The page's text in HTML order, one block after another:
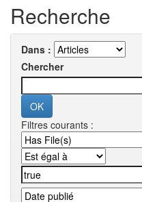
Recherche
Dans :
Chercher
Filtres courants :